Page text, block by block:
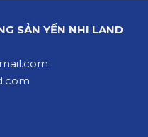
SẢN YẾN NHI LAND